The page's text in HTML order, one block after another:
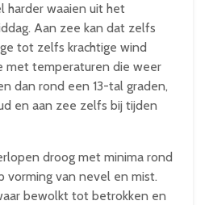
harder waaien uit het
Aan zee kan dat zelfs
tot zelfs krachtige wind
met temperaturen die weer
dan rond een 13-tal graden,
en aan zee zelfs bij tijden
droog met minima rond
vorming van nevel en mist.
bewolkt tot betrokken en